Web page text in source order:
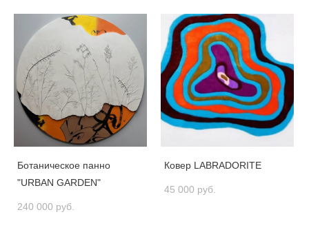
Ботаническое панно
"URBAN GARDEN"
240 000 pуб.
Ковер LABRADORITE
45 000 pуб.